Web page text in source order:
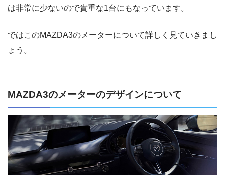
は非常に少ないので貴重な1台にもなっています。
ではこのMAZDA3のメーターについて詳しく見ていきまし
ょう。
MAZDA3のメーターのデザインについて